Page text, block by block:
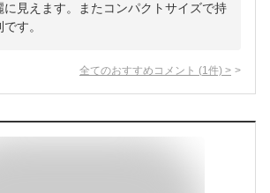
に見えます。またコンパクトサイズで持
す。
全てのおすすめコメント (1 件) >